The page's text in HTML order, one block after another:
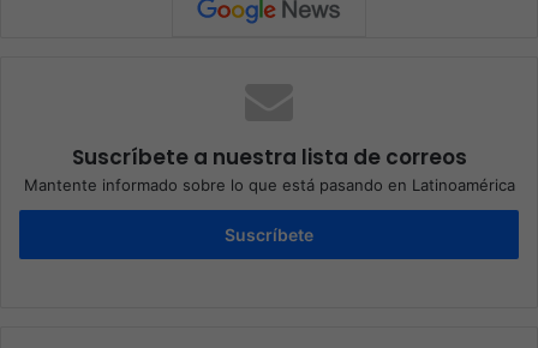
Suscríbete a nuestra lista de correos
Mantente informado sobre lo que está pasando en Latinoamérica
Suscríbete